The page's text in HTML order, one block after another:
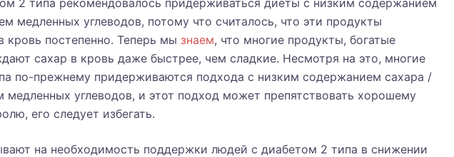
2 типа рекомендовалось придерживаться диеты с низким содержанием
медленных углеводов, потому что считалось, что эти продукты
кровь постепенно. Теперь мы знаем, что многие продукты, богатые
сахар в кровь даже быстрее, чем сладкие. Несмотря на это, многие
по-прежнему придерживаются подхода с низким содержанием сахара /
углеводов, и этот подход может препятствовать хорошему
его следует избегать.
на необходимость поддержки людей с диабетом 2 типа в снижении